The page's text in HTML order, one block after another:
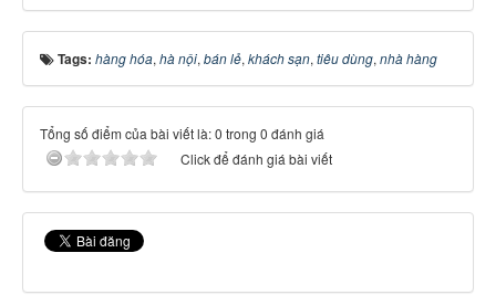
Tags: hàng hóa, hà nội, bán lẻ, khách sạn, tiêu dùng, nhà hàng
Tổng số điểm của bài viết là: 0 trong 0 đánh giá
Click để đánh giá bài viết